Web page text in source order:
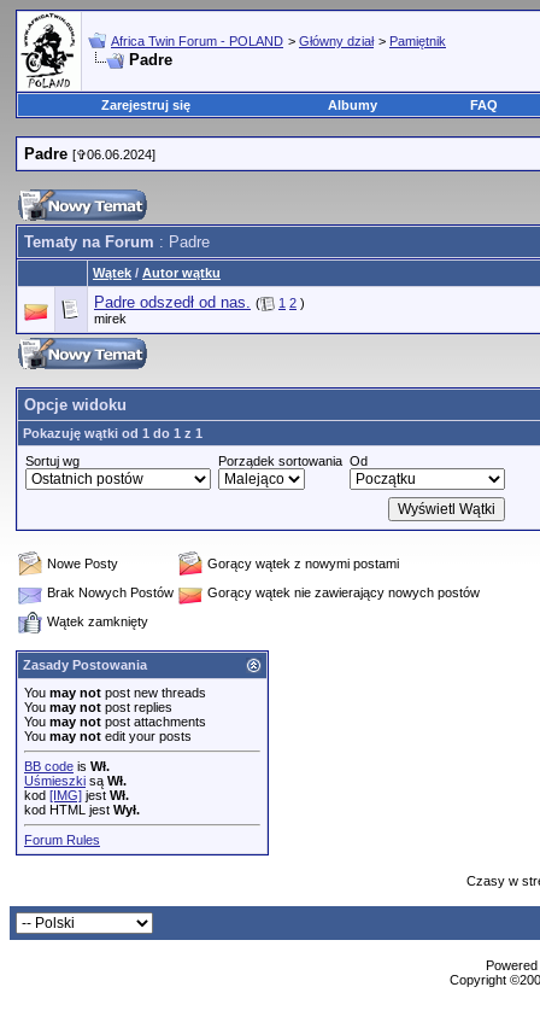
Africa Twin Forum - POLAND > Główny dział > Pamiętnik
Padre
Zarejestruj się Albumy FAQ
Padre [✞06.06.2024]
Tematy na Forum : Padre
Wątek / Autor wątku
Padre odszedł od nas. ( 1 2 )
mirek
Opcje widoku
Pokazuję wątki od 1 do 1 z 1
Sortuj wg
Porządek sortowania Od
Nowe Posty
Gorący wątek z nowymi postami
Brak Nowych Postów
Gorący wątek nie zawierający nowych postów
Wątek zamknięty
Zasady Postowania
You may not post new threads
You may not post replies
You may not post attachments
You may not edit your posts
BB code is Wł.
Uśmieszki są Wł.
kod [IMG] jest Wł.
kod HTML jest Wył.
Forum Rules
Czasy w
Copyright